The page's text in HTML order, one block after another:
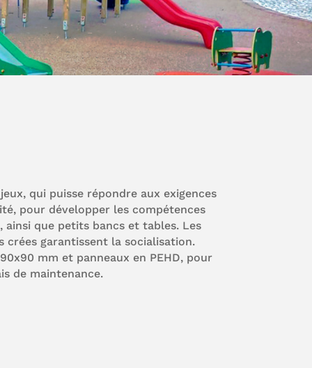
qui puisse répondre aux exigences
pour développer les compétences
que petits bancs et tables. Les
crées garantissent la socialisation.
mm et panneaux en PEHD, pour
de maintenance.